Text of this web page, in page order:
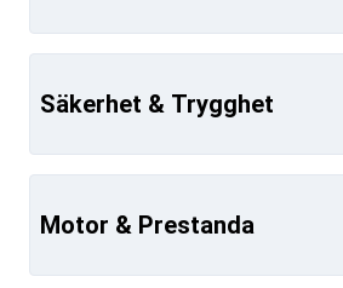
Säkerhet & Trygghet
Motor & Prestanda